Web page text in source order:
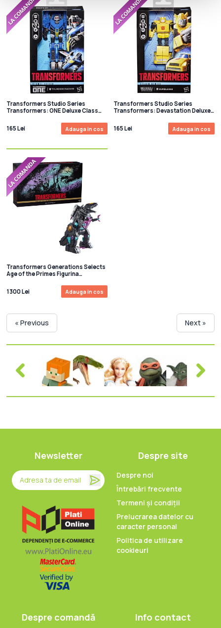
Transformers Studio Series
Transformers: ONE Deluxe Class
13cm
165 Lei Adauga in cos
Transformers Studio Series
Transformers: Devastation Deluxe
11cm
165 Lei Adauga in cos
Transformers Generations Selects
Age of the Primes Figurina
1300 Lei
Adauga in cos
« Previous Next »
Newsletter Despre site
Despre noi
Întrebări frecvente
Termeni și condiții
Prelucrarea datelor cu
caracter personal
Politica de utilizare
cookieuri
Despre comandă Info contact